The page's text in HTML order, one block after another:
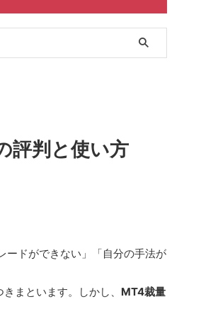
評判と使い方
ードができない」「自分の手法が
まといます。しかし、 MT4裁量